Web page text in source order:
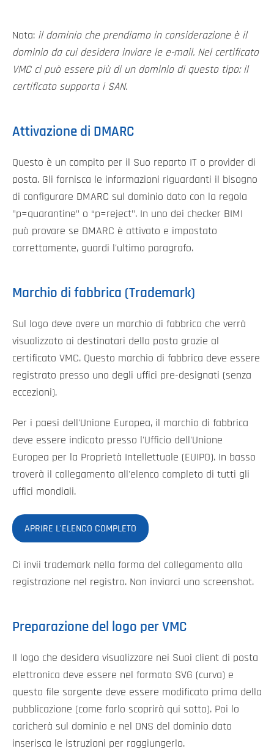
Nota: il dominio che prendiamo in considerazione è il
dominio da cui desidera inviare le e-mail. Nel certificato
VMC ci può essere più di un dominio di questo tipo: il
certificato supporta i SAN.
Attivazione di DMARC
Questo è un compito per il Suo reparto IT o provider di
posta. Gli fornisca le informazioni riguardanti il bisogno
di configurare DMARC sul dominio dato con la regola
"p=quarantine" o “p=reject". In uno dei checker BIMI
può provare se DMARC è attivato e impostato
correttamente, guardi l'ultimo paragrafo.
Marchio di fabbrica (Trademark)
Sul logo deve avere un marchio di fabbrica che verrà
visualizzato ai destinatari della posta grazie al
certificato VMC. Questo marchio di fabbrica deve essere
registrato presso uno degli uffici pre-designati (senza
eccezioni).
Per i paesi dell'Unione Europea, il marchio di fabbrica
deve essere indicato presso l'Ufficio dell'Unione
Europea per la Proprietà Intellettuale (EUIPO). In basso
troverà il collegamento all'elenco completo di tutti gli
uffici mondiali.
APRIRE L'ELENCO COMPLETO
Ci invii trademark nella forma del collegamento alla
registrazione nel registro. Non inviarci uno screenshot.
Preparazione del logo per VMC
Il logo che desidera visualizzare nei Suoi client di posta
elettronica deve essere nel formato SVG (curva) e
questo file sorgente deve essere modificato prima della
pubblicazione (come farlo scoprirà qui sotto). Poi lo
caricherà sul dominio e nel DNS del dominio dato
inserisca le istruzioni per raggiungerlo.